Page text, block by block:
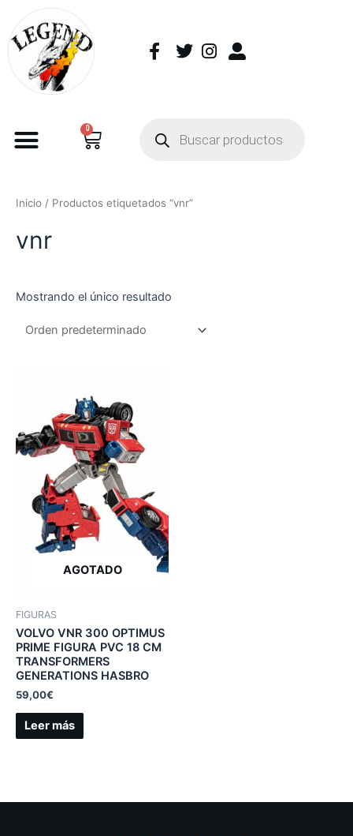
0
Inicio / Productos etiquetados “vnr”
vnr
Mostrando el único resultado
AGOTADO
FIGURAS
VOLVO VNR 300 OPTIMUS
PRIME FIGURA PVC 18 CM
TRANSFORMERS
GENERATIONS HASBRO
59,00€
Leer más